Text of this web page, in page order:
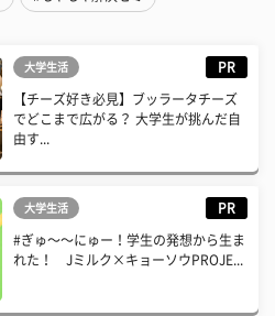
大学生活 PR
【チーズ好き必見】ブッラータチーズ
でどこまで広がる？ 大学生が挑んだ自
由す...
大学生活 PR
#ぎゅ〜〜にゅー！学生の発想から生ま
れた！ Jミルク×キョーソウPROJE...